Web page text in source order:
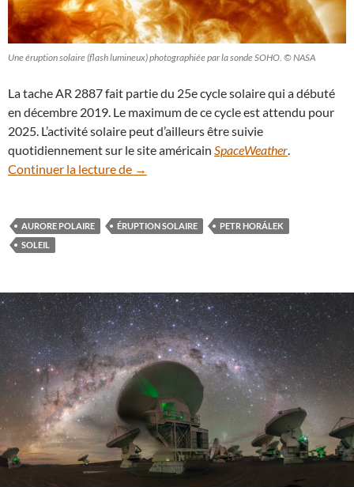
Une éruption solaire (flash lumineux) photographiée par la sonde SOHO. © NASA
La tache AR 2887 fait partie du 25e cycle solaire qui a débuté
en décembre 2019. Le maximum de ce cycle est attendu pour
2025. L’activité solaire peut d’ailleurs être suivie
quotidiennement sur le site américain SpaceWeather.
Continuer la lecture de La Terre échappe de peu à la tempête
→
AURORE POLAIRE ÉRUPTION SOLAIRE
PETR HORÁLEK
SOLEIL